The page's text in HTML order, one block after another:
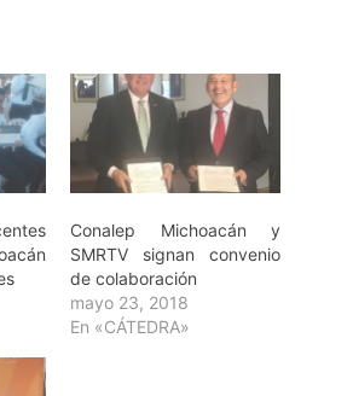
Conalep Michoacán y
SMRTV signan convenio
de colaboración
mayo 23, 2018
En «CÁTEDRA»